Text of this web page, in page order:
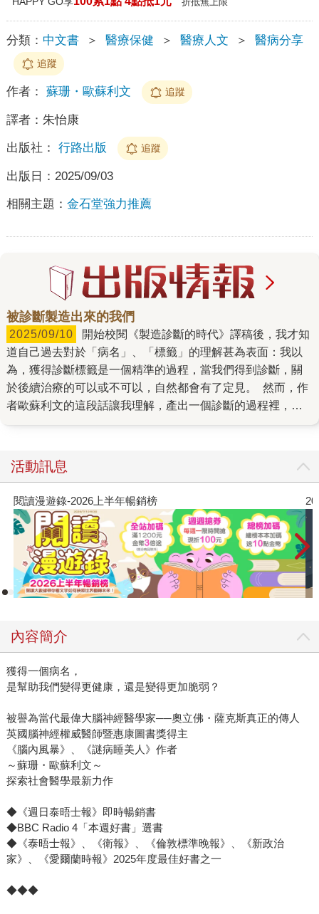
分類： 中文書 ＞ 醫療保健 ＞ 醫療人文 ＞ 醫病分享
追蹤
作者： 蘇珊・歐蘇利文 追蹤
譯者： 朱怡康
出版社： 行路出版 追蹤
出版日： 2025/09/03
相關主題： 金石堂強力推薦
被診斷製造出來的我們
2025/09/10
道自己過去對於「病名」、「標籤」的理解甚為表面：我以
為，獲得診斷標籤是一個精準的過程，當我們得到診斷，關
於後續治療的可以或不可以，自然都會有了定見。 然而，作
者歐蘇利文的這段話讓我理解，產出一個診斷的過程裡，其
診斷同樣既是科學，也是藝術，但和診斷不一樣的是，科學
必須在先。」 作者在書中訪談了各種病症與患者案例，為的
是讓讀者明白，每個診斷產出的過程可能並非精準、標準，
影響層面也遠超乎想像。而且，診斷既能解釋我們的痛苦，
幫助我們找到歸屬，但同樣也能把我們困在框架裡，甚至改
變整個社會的想像。 歐蘇利文是一位腦神經專科醫師，先前
曾以《腦內風暴》獲得英國惠康圖書獎，她的論述總能精
準、犀利地直擊核心，但這本書卻意外地帶著一種同理的溫
暖。她以「亨丁頓舞蹈症」作為第一章案例，這是一種無法
失能、難以控制情緒的問題。瓦倫蒂娜因為母親確診，人生
被恐懼壟罩了整整二十多年卻不敢做基因檢測，每一次生活
上的小失誤都讓她確信自己病了；艾蜜莉則在二十六歲就坦
然面對陽性結果，傷痛過後開始積極規劃人生。 那麼問題來
會去做診斷？是否要讓尚未發病的人生就此帶著標籤，蒙上
陰影？這是我讀完這章久思不出答案的問題。 書裡談到的案
例，從萊姆病、長新冠，到自閉症、ADHD與「神經多樣
性」，以及癌症基因與無名症候群。讓我有感觸的還有自閉
們喜歡被稱作「自閉人」，不喜歡被叫「有自閉症的人」，
也不喜歡被說成是某一種障礙……雖然適應社會辛苦，但仍
能勉強戴上面具，甚至在社群媒體上侃侃而談，讓普羅大眾
更加理解「他們的」自閉症。 章節最後也提到了以利亞，有
學習障礙與重度自閉症，即便二十歲了仍然有非常高的照顧
活動訊息
半年暢銷榜 2026年8月金石堂強
內容簡介
獲得一個病名，
是幫助我們變得更健康，還是變得更加脆弱？
被譽為當代最偉大腦神經醫學家──奧立佛・薩克斯真正的傳人
英國腦神經權威醫師暨惠康圖書獎得主
《腦內風暴》、《謎病睡美人》作者
～蘇珊・歐蘇利文～
探索社會醫學最新力作
◆《週日泰晤士報》即時暢銷書
◆BBC Radio 4「本週好書」選書
◆《泰晤士報》、《衛報》、《倫敦標準晚報》、《新政治
家》、《愛爾蘭時報》2025年度最佳好書之一
◆◆◆